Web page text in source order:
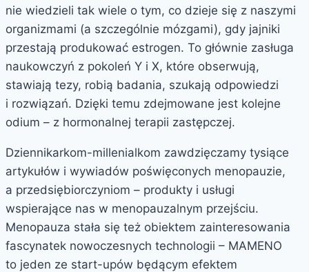
nie wiedzieli tak wiele o tym, co dzieje się z naszymi
organizmami (a szczególnie mózgami), gdy jajniki
przestają produkować estrogen. To głównie zasługa
naukowczyń z pokoleń Y i X, które obserwują,
stawiają tezy, robią badania, szukają odpowiedzi
i rozwiązań. Dzięki temu zdejmowane jest kolejne
odium – z hormonalnej terapii zastępczej.
Dziennikarkom-millenialkom zawdzięczamy tysiące
artykułów i wywiadów poświęconych menopauzie,
a przedsiębiorczyniom – produkty i usługi
wspierające nas w menopauzalnym przejściu.
Menopauza stała się też obiektem zainteresowania
fascynatek nowoczesnych technologii – MAMENO
to jeden ze start-upów będącym efektem